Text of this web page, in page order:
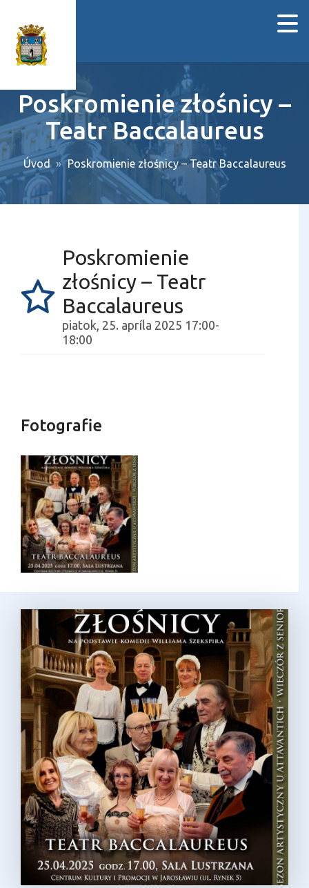
Poskromienie złośnicy –
Teatr Baccalaureus
Úvod Poskromienie złośnicy – Teatr Baccalaureus
Poskromienie
złośnicy – Teatr
Baccalaureus
piatok, 25. apríla 2025 17:00-
18:00
Fotografie